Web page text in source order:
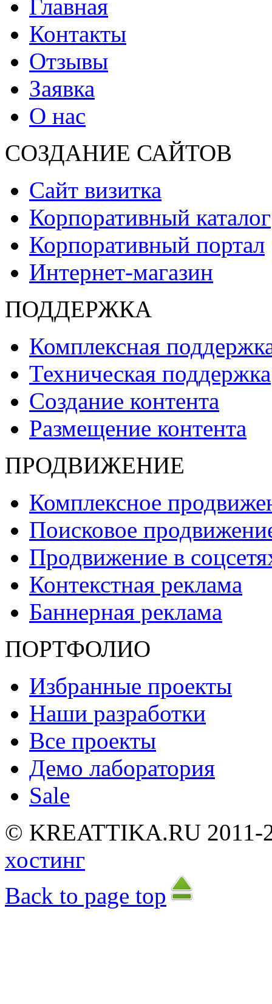
Главная
Контакты
Отзывы
Заявка
О нас
СОЗДАНИЕ САЙТОВ
Сайт визитка
Корпоративный каталог
Корпоративный портал
Интернет-магазин
ПОДДЕРЖКА
Комплексная
Техническая поддержка
Создание контента
Размещение контента
ПРОДВИЖЕНИЕ
Комплексное
Поисковое
Продвижение в
Контекстная реклама
Баннерная реклама
ПОРТФОЛИО
Избранные проекты
Наши разработки
Все проекты
Демо лаборатория
Sale
© KREATTIKA.RU 2011-
хостинг
Back to page top